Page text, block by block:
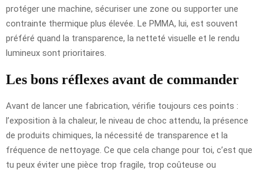
protéger une machine, sécuriser une zone ou supporter une
contrainte thermique plus élevée. Le PMMA, lui, est souvent
préféré quand la transparence, la netteté visuelle et le rendu
lumineux sont prioritaires.
Les bons réflexes avant de commander
Avant de lancer une fabrication, vérifie toujours ces points :
l’exposition à la chaleur, le niveau de choc attendu, la présence
de produits chimiques, la nécessité de transparence et la
fréquence de nettoyage. Ce que cela change pour toi, c’est que
tu peux éviter une pièce trop fragile, trop coûteuse ou